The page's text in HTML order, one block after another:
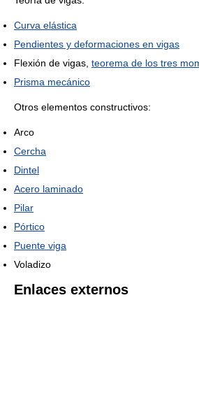
Curva elástica
Pendientes y deformaciones en vigas
Flexión de vigas, teorema de los tres
Prisma mecánico
Otros elementos constructivos:
Arco
Cercha
Dintel
Acero laminado
Pilar
Pórtico
Puente viga
Voladizo
Enlaces externos